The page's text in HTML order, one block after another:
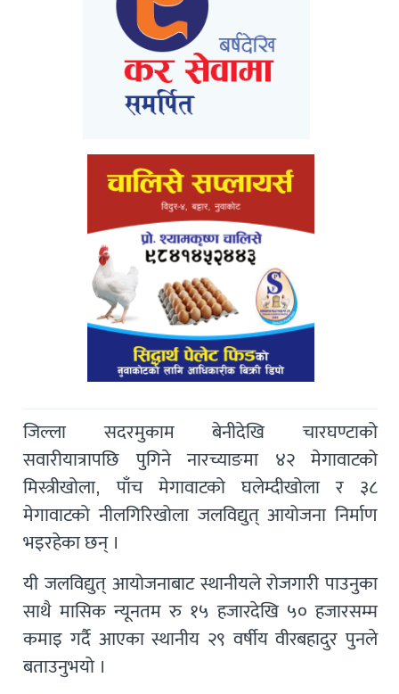
जिल्ला सदरमुकाम बेनीदेखि चारघण्टाको
सवारीयात्रापछि पुगिने नारच्याङमा ४२ मेगावाटको
मिस्त्रीखोला, पाँच मेगावाटको घलेम्दीखोला र ३८
मेगावाटको नीलगिरिखोला जलविद्युत् आयोजना निर्माण
भइरहेका छन् ।
यी जलविद्युत् आयोजनाबाट स्थानीयले रोजगारी पाउनुका
साथै मासिक न्यूनतम रु १५ हजारदेखि ५० हजारसम्म
कमाइ गर्दै आएका स्थानीय २९ वर्षीय वीरबहादुर पुनले
बताउनुभयो ।